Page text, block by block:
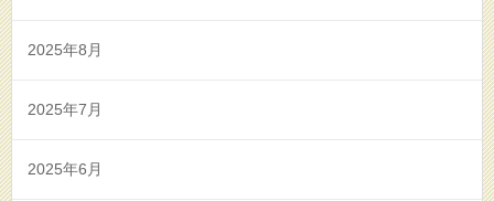
2025年8月
2025年7月
2025年6月